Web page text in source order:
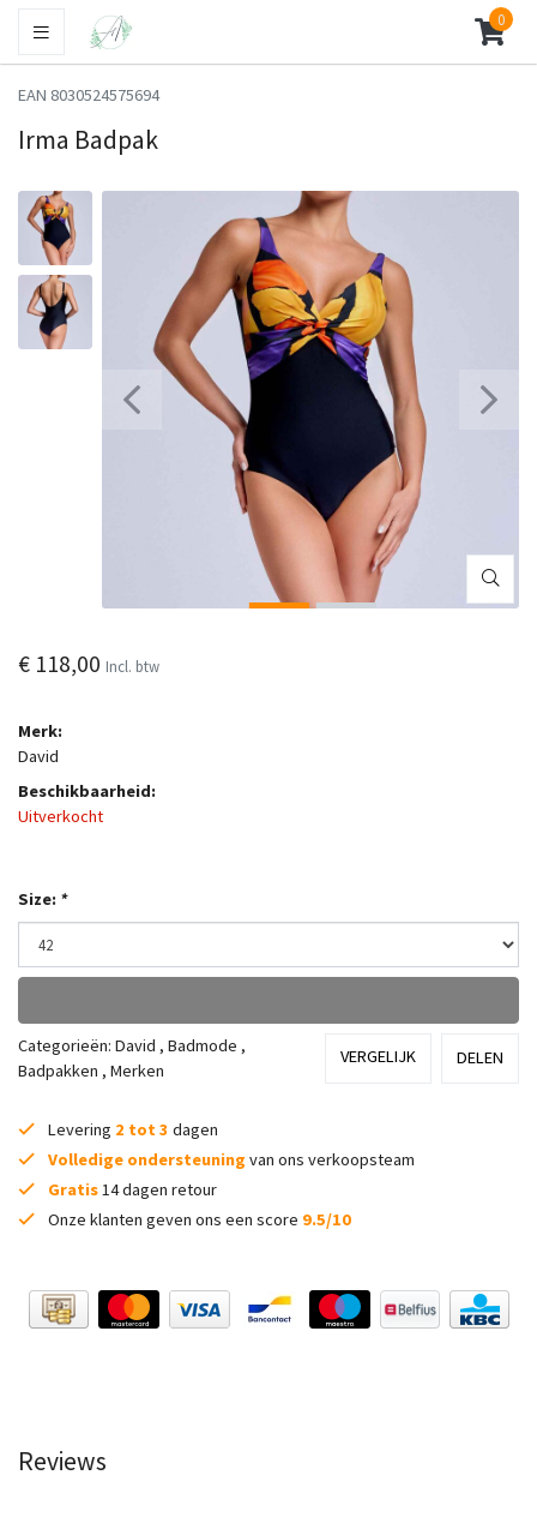
0
EAN 8030524575694
Irma Badpak
€ 118,00 Incl. btw
Merk:
David
Beschikbaarheid:
Uitverkocht
Size: *
Categorieën: David , Badmode ,
Badpakken , Merken
VERGELIJK DELEN
Levering 2 tot 3 dagen
Volledige ondersteuning van ons verkoopsteam
Gratis 14 dagen retour
Onze klanten geven ons een score 9.5/10
Reviews